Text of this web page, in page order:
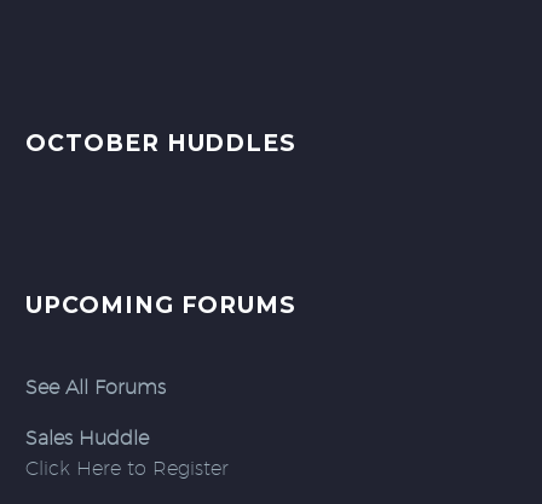
OCTOBER HUDDLES
UPCOMING FORUMS
See All Forums
Sales Huddle
Click Here to Register